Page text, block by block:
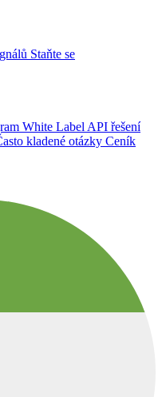
Staňte se
White Label API řešení
kladené otázky Ceník